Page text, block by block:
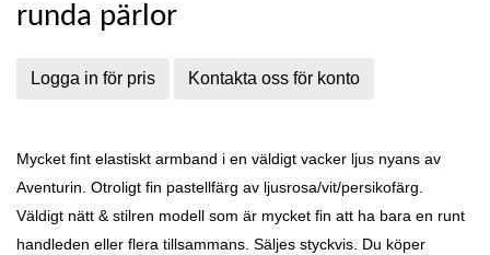
runda pärlor
Logga in för pris Kontakta oss för konto
Mycket fint elastiskt armband i en väldigt vacker ljus nyans av
Aventurin. Otroligt fin pastellfärg av ljusrosa/vit/persikofärg.
Väldigt nätt & stilren modell som är mycket fin att ha bara en runt
handleden eller flera tillsammans. Säljes styckvis. Du köper